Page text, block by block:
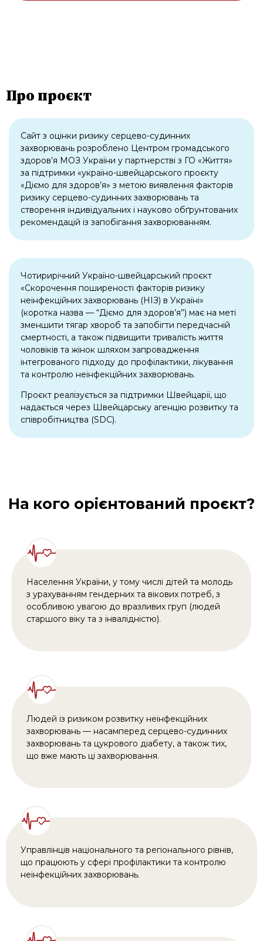
Про проєкт
Сайт з оцінки ризику серцево-судинних
захворювань розроблено Центром громадського
здоров’я МОЗ України у партнерстві з ГО «Життя»
за підтримки «україно-швейцарського проєкту
«Діємо для здоров’я» з метою виявлення факторів
ризику серцево-судинних захворювань та
створення індивідуальних і науково обґрунтованих
рекомендацій із запобігання захворюванням.
Чотирирічний Україно-швейцарський проєкт
«Скорочення поширеності факторів ризику
неінфекційних захворювань (НІЗ) в Україні»
(коротка назва — “Діємо для здоров’я”) має на меті
зменшити тягар хвороб та запобігти передчасній
смертності, а також підвищити тривалість життя
чоловіків та жінок шляхом запровадження
інтегрованого підходу до профілактики, лікування
та контролю неінфекційних захворювань.
Проєкт реалізується за підтримки Швейцарії, що
надається через Швейцарську агенцію розвитку та
співробітництва (SDC).
На кого орієнтований проєкт?
Населення України, у тому числі дітей та молодь
з урахуванням гендерних та вікових потреб, з
особливою увагою до вразливих груп (людей
старшого віку та з інвалідністю).
Людей із ризиком розвитку неінфекційних
захворювань — насамперед серцево-судинних
захворювань та цукрового діабету, а також тих,
що вже мають ці захворювання.
Управлінців національного та регіонального рівнів,
що працюють у сфері профілактики та контролю
неінфекційних захворювань.